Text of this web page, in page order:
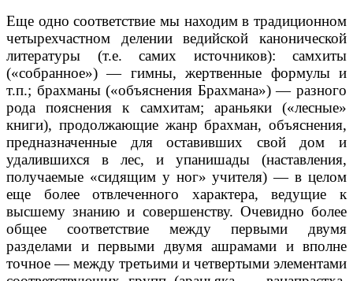
Еще одно соответствие мы находим в традиционном
четырехчастном делении ведийской канонической
литературы (т.е. самих источников): самхиты
(«собранное») — гимны, жертвенные формулы и
т.п.; брахманы («объяснения Брахмана») — разного
рода пояснения к самхитам; араньяки («лесные»
книги), продолжающие жанр брахман, объяснения,
предназначенные для оставивших свой дом и
удалившихся в лес, и упанишады (наставления,
получаемые «сидящим у ног» учителя) — в целом
еще более отвлеченного характера, ведущие к
высшему знанию и совершенству. Очевидно более
общее соответствие между первыми двумя
разделами и первыми двумя ашрамами и вполне
точное — между третьими и четвертыми элементами